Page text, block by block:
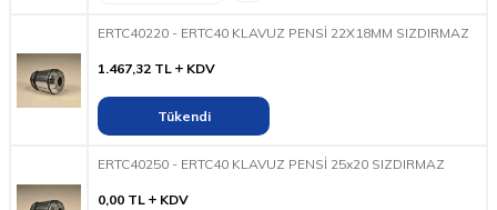
ERTC40220 - ERTC40 KLAVUZ PENSİ 22X18MM SIZDIRMAZ
1.467,32 TL KDV
Tükendi
ERTC40250 - ERTC40 KLAVUZ PENSİ 25x20 SIZDIRMAZ
0,00 TL KDV